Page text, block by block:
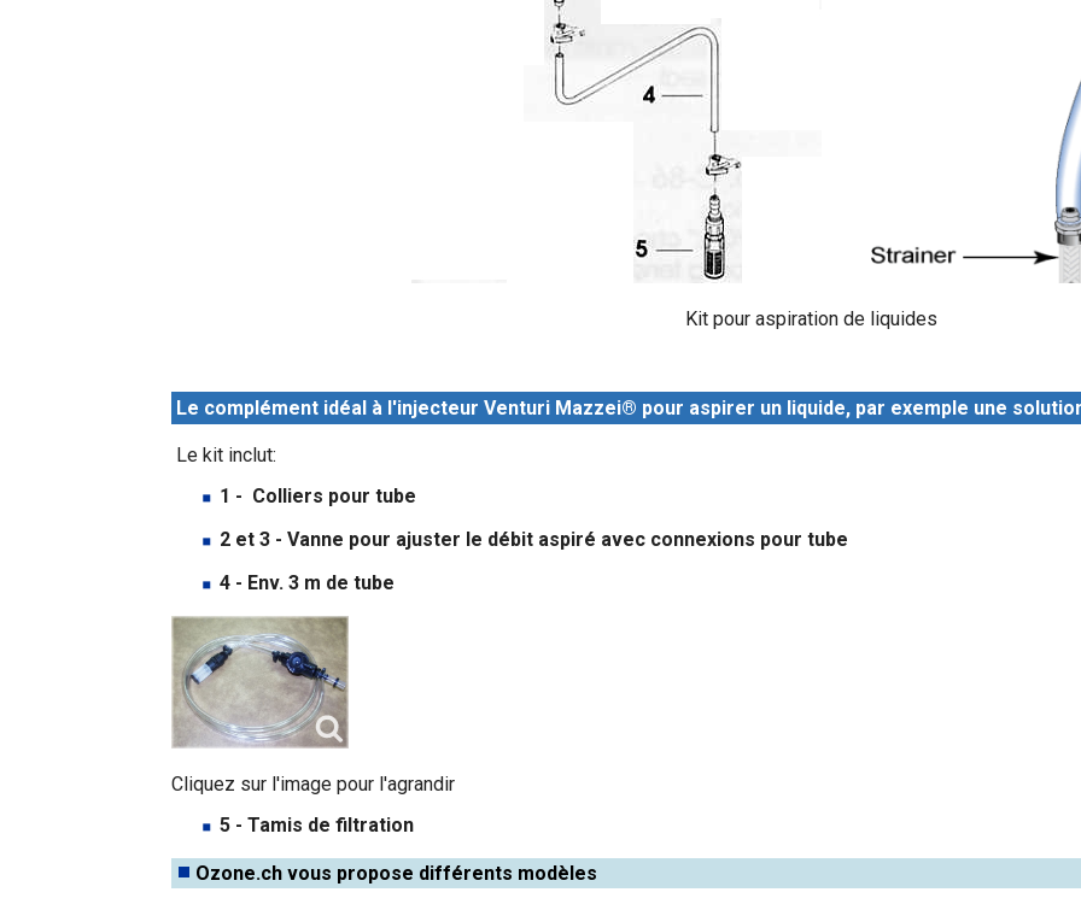
Kit pour aspiration de liquides
Le complément idéal à l'injecteur Venturi Mazzei® pour aspirer un liquide, par exemple une
Le kit inclut:
1 - Colliers pour tube
2 et 3 - Vanne pour ajuster le débit aspiré avec connexions pour tube
4 - Env. 3 m de tube
Cliquez sur l'image pour l'agrandir
5 - Tamis de filtration
Ozone.ch vous propose différents modèles